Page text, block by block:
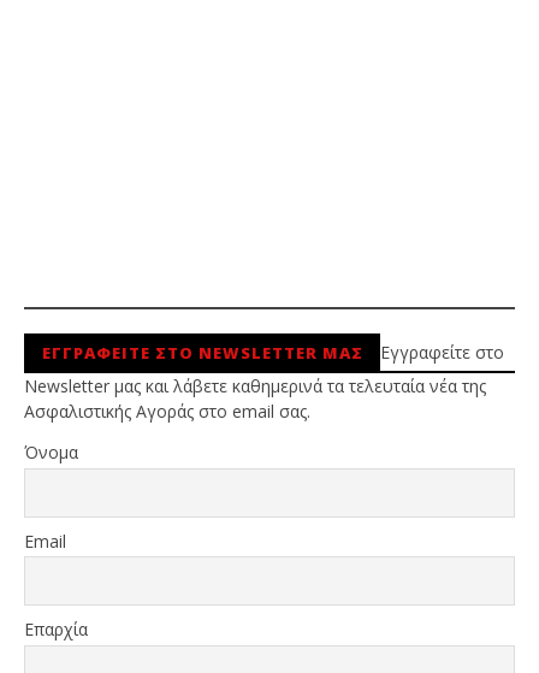
ΕΓΓΡΑΦΕΙΤΕ ΣΤΟ NEWSLETTER ΜΑΣ
Εγγραφείτε στο
Newsletter μας και λάβετε καθημερινά τα τελευταία νέα της
Ασφαλιστικής Αγοράς στο email σας.
Όνομα
Email
Επαρχία